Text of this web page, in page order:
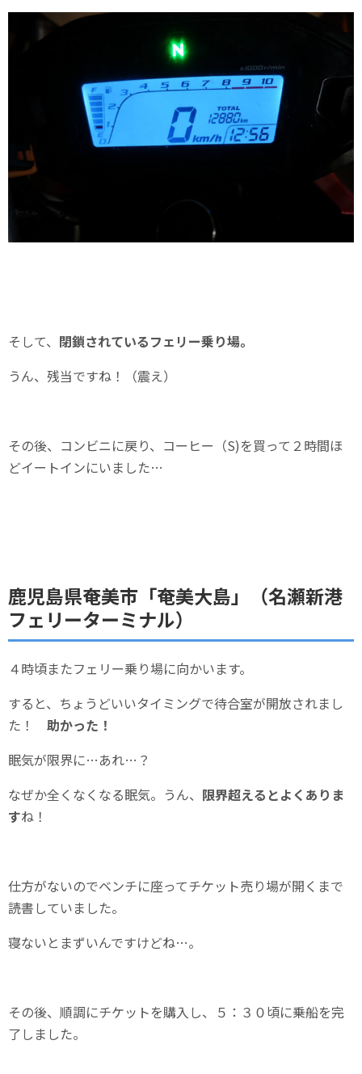
そして、 閉鎖されているフェリー乗り場。
うん、残当ですね！（震え）
その後、コンビニに戻り、コーヒー（S)を買って２時間ほ
どイートインにいました…
鹿児島県奄美市「奄美大島」（名瀬新港
フェリーターミナル）
４時頃またフェリー乗り場に向かいます。
すると、ちょうどいいタイミングで待合室が開放されまし
た！ 助かった！
眠気が限界に…あれ…？
なぜか全くなくなる眠気。うん、 限界超えるとよくありま
すね！
仕方がないのでベンチに座ってチケット売り場が開くまで
読書していました。
寝ないとまずいんですけどね…。
その後、順調にチケットを購入し、５：３０頃に乗船を完
了しました。